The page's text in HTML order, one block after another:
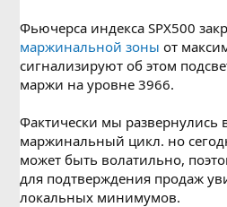
а
Фьючерса индекса SPX500
маржинальной зоны от
сигнализируют об этом
маржи на уровне 3966.
Фактически мы развернулись
маржинальный цикл. но
может быть волатильно,
для подтверждения продаж
локальных минимумов.